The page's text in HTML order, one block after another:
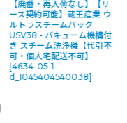
【廃番・再入荷なし】【リ
ース契約可能】蔵王産業 ウ
ルトラスチームバック
USV38 - バキューム機構付
き スチーム洗浄機【代引不
可・個人宅配送不可】
[4634-05-1-
d_1045404540038]